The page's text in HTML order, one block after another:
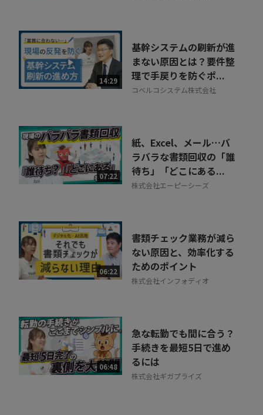
14:29
基幹システムの刷新が進
まない原因とは？要件整
理で手戻りを防ぐポ...
コベルコシステム株式会社
07:22
紙、Excel、メール…バ
ラバラな書類回収の「誰
待ち」「どこにある...
株式会社エーピーシーズ
06:22
書類チェック業務が減ら
ない原因と、効率化する
ためのポイント
株式会社インフォディオ
06:48
急な転勤でも間に合う？
手続きを最短5日で進め
るには
株式会社ギガプライズ